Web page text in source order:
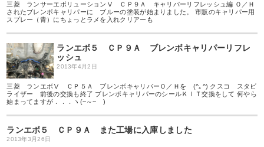
三菱 ランサーエボリューションⅤ ＣＰ９Ａ キャリパーリフレッシュ編 Ｏ／Ｈ
されたブレンボキャリパーに ブルーの塗装が始まりました。 市販のキャリパー用
スプレー（青）にちょっとラメを入れクリアーも
ランエボ５ ＣＰ９Ａ ブレンボキャリパーリフレ
ッシュ
2013年4月2日
三菱 ランエボⅤ ＣＰ５Ａ ブレンボキャリパーＯ／Ｈを (^｡^) クスコ スタビ
ライザー 前後の交換も終了 ブレンボキャリパーのシールＫＩＴ交換をして 何やら
始まってますが．．．ヽ(~～~ )
ランエボ５ ＣＰ９Ａ また工場に入庫しました
2013年3月26日